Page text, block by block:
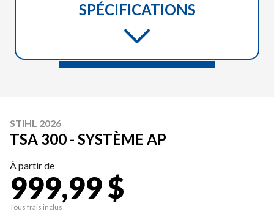
SPÉCIFICATIONS
STIHL 2026
TSA 300 - SYSTÈME AP
À partir de
999,99 $
Tous frais inclus